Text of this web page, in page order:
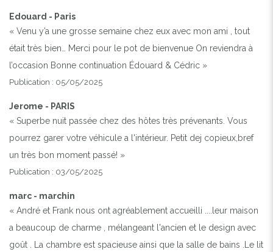
Previous
Edouard - Paris
« Venu y’a une grosse semaine chez eux avec mon ami , tout
était très bien… Merci pour le pot de bienvenue On reviendra à
l’occasion Bonne continuation Édouard & Cédric »
Publication : 05/05/2025
Jerome - PARIS
« Superbe nuit passée chez des hôtes très prévenants. Vous
pourrez garer votre véhicule a l'intérieur. Petit dej copieux,bref
un très bon moment passé! »
Publication : 03/05/2025
marc - marchin
« André et Frank nous ont agréablement accueilli ....leur maison
a beaucoup de charme , mélangeant l'ancien et le design avec
goût . La chambre est spacieuse ainsi que la salle de bains .Le lit